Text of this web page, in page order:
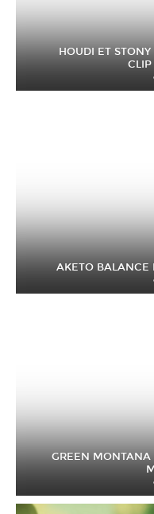
HOUDI ET
AKETO BALANCE
GREEN MONTANA